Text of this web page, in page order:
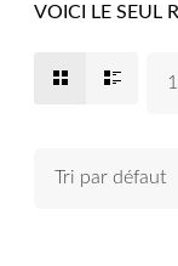
VOICI LE SEUL